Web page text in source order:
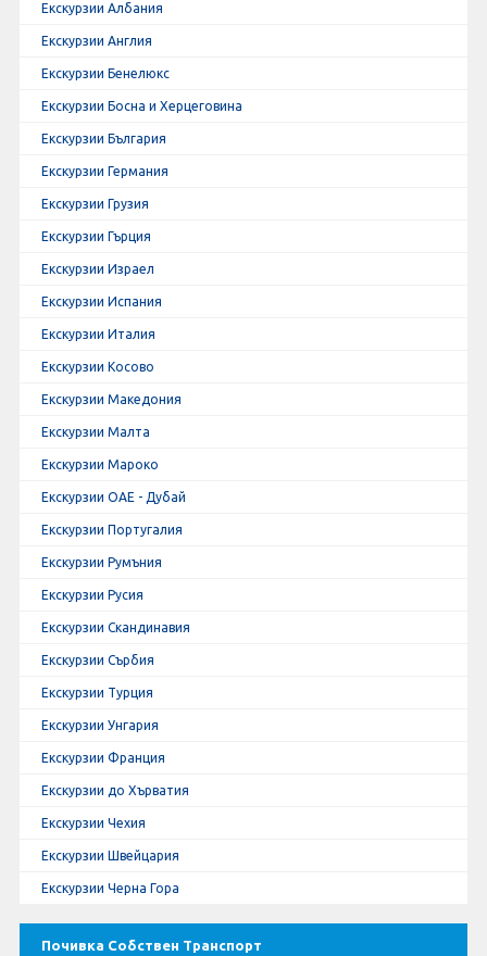
Екскурзии Албания
Екскурзии Англия
Екскурзии Бенелюкс
Екскурзии Босна и Херцеговина
Екскурзии България
Екскурзии Германия
Екскурзии Грузия
Екскурзии Гърция
Екскурзии Израел
Екскурзии Испания
Екскурзии Италия
Екскурзии Косово
Екскурзии Македония
Екскурзии Малта
Екскурзии Мароко
Екскурзии ОАЕ - Дубай
Екскурзии Португалия
Екскурзии Румъния
Екскурзии Русия
Екскурзии Скандинавия
Екскурзии Сърбия
Екскурзии Турция
Екскурзии Унгария
Екскурзии Франция
Екскурзии до Хърватия
Екскурзии Чехия
Екскурзии Швейцария
Екскурзии Черна Гора
Почивка Собствен Транспорт